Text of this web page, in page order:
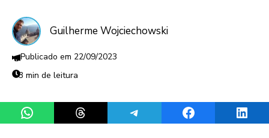
Guilherme Wojciechowski
22/09/2023
3 min de leitura
Share on WhatsAppShare on ThreadsShare on TelegramShare on Facebook